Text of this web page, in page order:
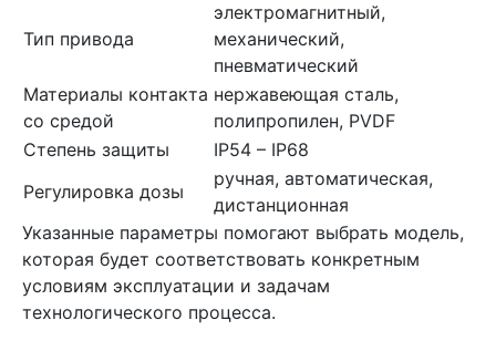
Тип привода
электромагнитный,
механический,
пневматический
Материалы контакта
со средой
нержавеющая сталь,
полипропилен, PVDF
Степень защиты
IP54 – IP68
Регулировка дозы
ручная, автоматическая,
дистанционная
Указанные параметры помогают выбрать модель,
которая будет соответствовать конкретным
условиям эксплуатации и задачам
технологического процесса.